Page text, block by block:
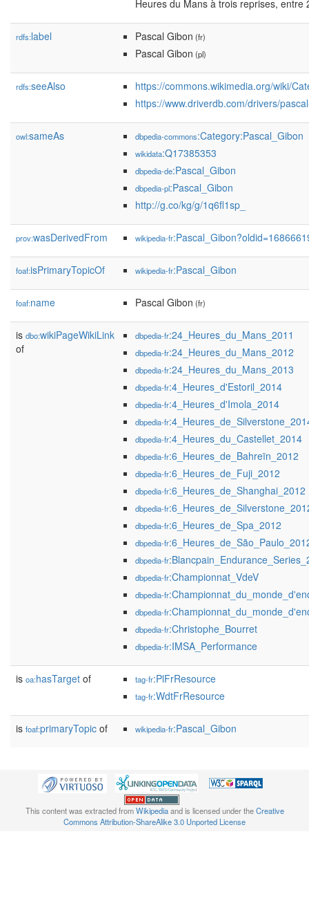
Heures du Mans à trois reprises, entre
rdfs:label Pascal Gibon (fr)
Pascal Gibon (pl)
rdfs:seeAlso
https://commons.wikimedia.org/wiki/
https://www.driverdb.com/drivers/
owl:sameAs dbpedia-commons:Category:Pascal_Gibon
wikidata:Q17385353
dbpedia-de:Pascal_Gibon
dbpedia-pl:Pascal_Gibon
http://g.co/kg/g/1q6fl1sp_
prov:wasDerivedFrom wikipedia-fr
foaf:isPrimaryTopicOf wikipedia-fr:Pascal_Gibon
foaf:name Pascal Gibon (fr)
is dbo:wikiPageWikiLink
of
dbpedia-fr:24_Heures_du_Mans_2011
dbpedia-fr:24_Heures_du_Mans_2012
dbpedia-fr:24_Heures_du_Mans_2013
dbpedia-fr:4_Heures_d'Estoril_2014
dbpedia-fr:4_Heures_d'Imola_2014
dbpedia-fr
dbpedia-fr:4_Heures_du_Castellet_2014
dbpedia-fr:6_Heures_de_Bahreïn_2012
dbpedia-fr:6_Heures_de_Fuji_2012
dbpedia-fr:6_Heures_de_Shanghai_2012
dbpedia-fr
dbpedia-fr:6_Heures_de_Spa_2012
dbpedia-fr
dbpedia-fr
dbpedia-fr:Championnat_VdeV
dbpedia-fr
dbpedia-fr
dbpedia-fr:Christophe_Bourret
dbpedia-fr:IMSA_Performance
is oa:hasTarget of tag-fr:PlFrResource
tag-fr:WdtFrResource
is foaf:primaryTopic of wikipedia-fr:Pascal_Gibon
This content was extracted fromWikipediaand is licensed under theCreative
Commons Attribution-ShareAlike 3.0 Unported License